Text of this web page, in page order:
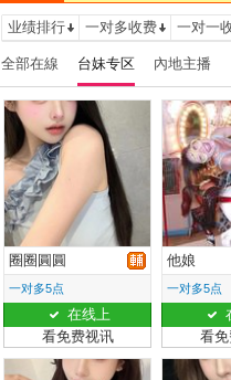
业绩排行 一对多收费 一对一
全部在線 台妹专区 內地主播
圈圈圓圓
一对多5点
在线上
看免费视讯
他娘
一对多5点
看